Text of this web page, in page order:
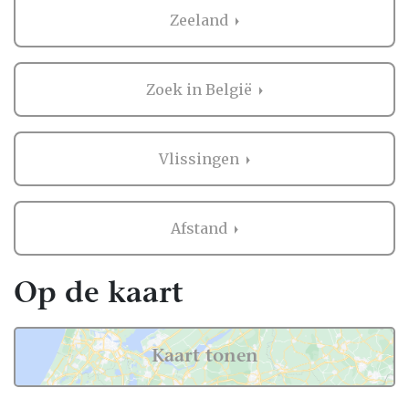
Bruidsboeket in Vlissingen
Zaken regelen voor jullie bruiloft is erg
belangrijk. Het is dus niet zo gek dat je
graag eerst ervaringen van andere
Vlissingen. Want zij hebben het live ervaren
en zijn natuurlijk kritische beoordelaars!
Daarom hebben wij bij elke professional op
onze website een beoordeling van echte
bruidsparen staan. Indien deze al
beoordeeld is, natuurlijk. Soms vind je
namelijk ook nieuwe professionals op onze
website, en dan is het misschien wel aan
jullie om de eerste beoordeling te schrijven!
Hoe dan ook, je kunt er zeker van zijn dat je
Zeeland
Zoek in België
Vlissingen
Afstand
Op de kaart
Kaart tonen